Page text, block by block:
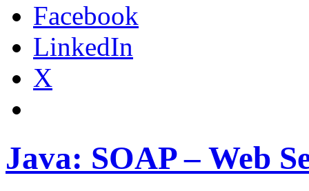
Facebook
LinkedIn
X
Java: SOAP – Web